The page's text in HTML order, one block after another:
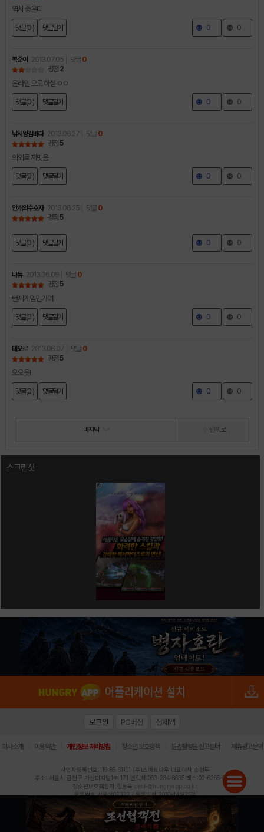
역시 좋은디
댓글(0 ) 댓글달기 0 0
복준이 2013.07.05 댓글 0
평점 2
온라인 으로 하셈 ㅇㅇ
댓글(0 ) 댓글달기 0 0
낚시왕김바다 2013.06.27 댓글 0
평점 5
의외로 재밋음
댓글(0 ) 댓글달기 0 0
안개의수호자 2013.06.25 댓글 0
평점 5
댓글(0 ) 댓글달기 0 0
나듀 2013.06.09 댓글 0
평점 5
턴제게임인가여
댓글(0 ) 댓글달기 0 0
테오르 2013.06.07 댓글 0
평점 5
오오옷!
댓글(0 ) 댓글달기 0 0
마지막 맨 위로
스크린샷
로그인 PC버전 전체앱
회사소개 이용약관 개인정보 처리방침 청소년 보호정책 불법촬영물 신고센터 제휴광고문의
사업자등록번호:119-86-61101 (주)스마트나우 대표이사:송현두
주소: 서울시 금천구 가산디지털1로 171 연락처:063-284-8635 팩스:02-6265-0377
청소년보호책임자:김동욱 desk@hungryapp.co.kr
등록번호:서울아02322 | 등록일자:2016년4월25일
발행인:(주)스마트나우 송현두 | 편집인:김동욱
헝그리앱의 콘텐츠 및 기사는 저작권법의 보호를 받으므로, 무단 전재, 복사, 배포 등을 금합니다.
Copyright (c) HungryApp All Rights Reserved.